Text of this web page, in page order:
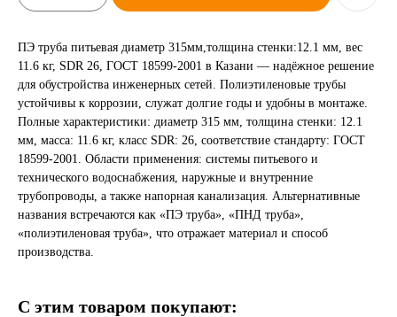
ПЭ труба питьевая диаметр 315мм,толщина стенки:12.1 мм, вес
11.6 кг, SDR 26, ГОСТ 18599-2001 в Казани — надёжное решение
для обустройства инженерных сетей. Полиэтиленовые трубы
устойчивы к коррозии, служат долгие годы и удобны в монтаже.
Полные характеристики: диаметр 315 мм, толщина стенки: 12.1
мм, масса: 11.6 кг, класс SDR: 26, соответствие стандарту: ГОСТ
18599-2001. Области применения: системы питьевого и
технического водоснабжения, наружные и внутренние
трубопроводы, а также напорная канализация. Альтернативные
названия встречаются как «ПЭ труба», «ПНД труба»,
«полиэтиленовая труба», что отражает материал и способ
производства.
С этим товаром покупают: